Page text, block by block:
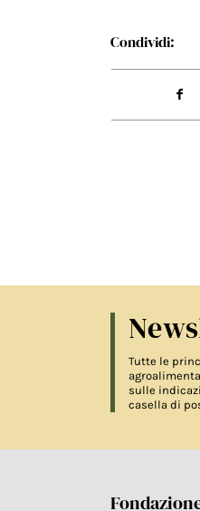
Condividi:
Tutte le
sulle
casella di